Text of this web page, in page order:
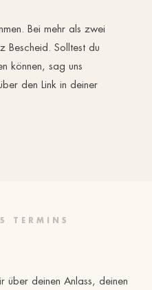
Bei mehr als zwei
Bescheid. Solltest du
können, sag uns
den Link in deiner
TERMINS
über deinen Anlass, deinen